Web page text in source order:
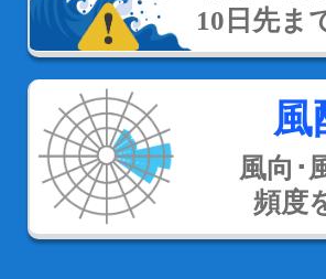
10日先ま
風
風向･
頻度